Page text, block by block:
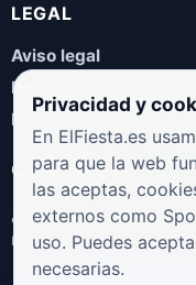
LEGAL
Aviso legal
Política de privacidad
Política de cookies
COLABORA
¿Eres artista,
novedades, galas,
Privacidad y
En ElFiesta.es
para que la web
las aceptas,
externos como
uso. Puedes
necesarias.